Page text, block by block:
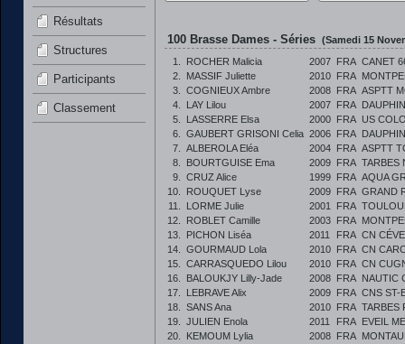
Résultats
Structures
Participants
Classement
100 Brasse Dames - Séries (Samedi 15
1.
ROCHER Malicia 2007 FRA CANET
2.
MASSIF Juliette 2010 FRA
3.
COGNIEUX Ambre 2008 FRA ASPTT
4.
LAY Lilou 2007 FRA
5.
LASSERRE Elsa 2000 FRA US
6.
GAUBERT GRISONI Celia 2006 FRA
7.
ALBEROLA Eléa 2004 FRA ASPTT
8.
BOURTGUISE Ema 2009 FRA TARBES
9.
CRUZ Alice 1999 FRA AQUA
10.
ROUQUET Lyse 2009 FRA GRAND
11.
LORME Julie 2001 FRA
12.
ROBLET Camille 2003 FRA
13.
PICHON Liséa 2011 FRA CN
14.
GOURMAUD Lola 2010 FRA CN
15.
CARRASQUEDO Lilou 2010 FRA CN
16.
BALOUKJY Lilly-Jade 2008 FRA NAUTIC
17.
LEBRAVE Alix 2009 FRA CNS ST-
18.
SANS Ana 2010 FRA TARBES
19.
JULIEN Enola 2011 FRA EVEIL
20.
KEMOUM Lylia 2008 FRA